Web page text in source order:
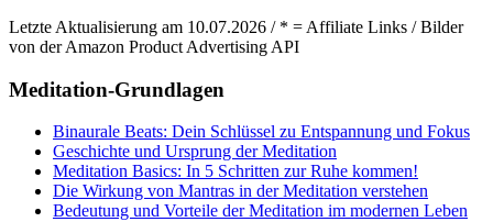
Letzte Aktualisierung am 10.07.2026 / * = Affiliate Links / Bilder
von der Amazon Product Advertising API
Meditation-Grundlagen
Binaurale Beats: Dein Schlüssel zu Entspannung und Fokus
Geschichte und Ursprung der Meditation
Meditation Basics: In 5 Schritten zur Ruhe kommen!
Die Wirkung von Mantras in der Meditation verstehen
Bedeutung und Vorteile der Meditation im modernen Leben